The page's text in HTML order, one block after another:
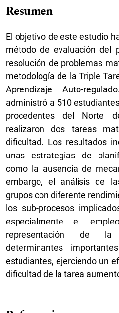
Resumen
El objetivo de este estudio
método de evaluación del
resolución de problemas
metodología de la Triple
Aprendizaje Auto-
administró a 510
procedentes del Norte
realizaron dos tareas
dificultad. Los resultados
unas estrategias de
como la ausencia de
embargo, el análisis de
grupos con diferente
los sub-procesos
especialmente el
representación de la
determinantes
estudiantes, ejerciendo un
dificultad de la tarea